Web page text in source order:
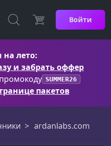
Войти
лето:
и забрать оффер
SUMMER26
пакетов
ardanlabs.com